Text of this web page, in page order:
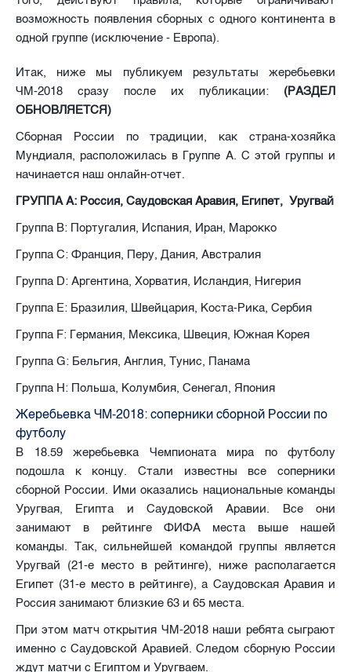
возможность появления сборных с одного континента в
одной группе (исключение - Европа).
Итак, ниже мы публикуем результаты жеребьевки
ЧМ-2018 сразу после их публикации: (РАЗДЕЛ
ОБНОВЛЯЕТСЯ)
Сборная России по традиции, как страна-хозяйка
Мундиаля, расположилась в Группе А. С этой группы и
начинается наш онлайн-отчет.
ГРУППА А: Россия, Саудовская Аравия, Египет, Уругвай
Группа B: Португалия, Испания, Иран, Марокко
Группа С: Франция, Перу, Дания, Австралия
Группа D: Аргентина, Хорватия, Исландия, Нигерия
Группа E: Бразилия, Швейцария, Коста-Рика, Сербия
Группа F: Германия, Мексика, Швеция, Южная Корея
Группа G: Бельгия, Англия, Тунис, Панама
Группа H: Польша, Колумбия, Сенегал, Япония
Жеребьевка ЧМ-2018: соперники сборной России по
футболу
В 18.59 жеребьевка Чемпионата мира по футболу
подошла к концу. Стали известны все соперники
сборной России. Ими оказались национальные команды
Уругвая, Египта и Саудовской Аравии. Все они
занимают в рейтинге ФИФА места выше нашей
команды. Так, сильнейшей командой группы является
Уругвай (21-е место в рейтинге), ниже располагается
Египет (31-е место в рейтинге), а Саудовская Аравия и
Россия занимают близкие 63 и 65 места.
При этом матч открытия ЧМ-2018 наши ребята сыграют
именно с Саудовской Аравией. Следом сборную России
ждут матчи с Египтом и Уругваем.